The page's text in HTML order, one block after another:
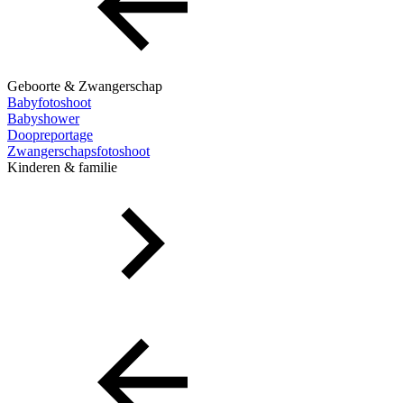
Geboorte & Zwangerschap
Babyfotoshoot
Babyshower
Doopreportage
Zwangerschapsfotoshoot
Kinderen & familie